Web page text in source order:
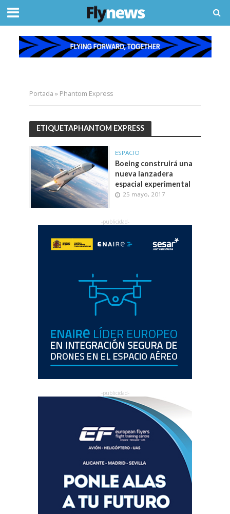
Portada » Phantom Express
ETIQUETAPHANTOM EXPRESS
ESPACIO
Boeing construirá una
nueva lanzadera
espacial experimental
25 mayo, 2017